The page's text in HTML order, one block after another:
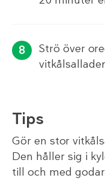
Strö över
Tips
Gör en stor
Den håller sig i
till och med